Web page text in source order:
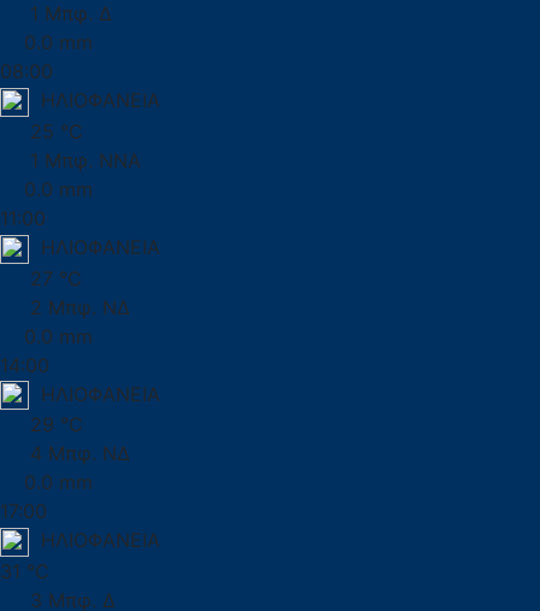
1 Μπφ. Δ
0.0 mm
08:00
ΗΛΙΟΦΑΝΕΙΑ
25 °C
1 Μπφ. ΝΝΑ
0.0 mm
11:00
ΗΛΙΟΦΑΝΕΙΑ
27 °C
2 Μπφ. ΝΔ
0.0 mm
14:00
ΗΛΙΟΦΑΝΕΙΑ
29 °C
4 Μπφ. ΝΔ
0.0 mm
17:00
ΗΛΙΟΦΑΝΕΙΑ
31 °C
3 Μπφ. Δ